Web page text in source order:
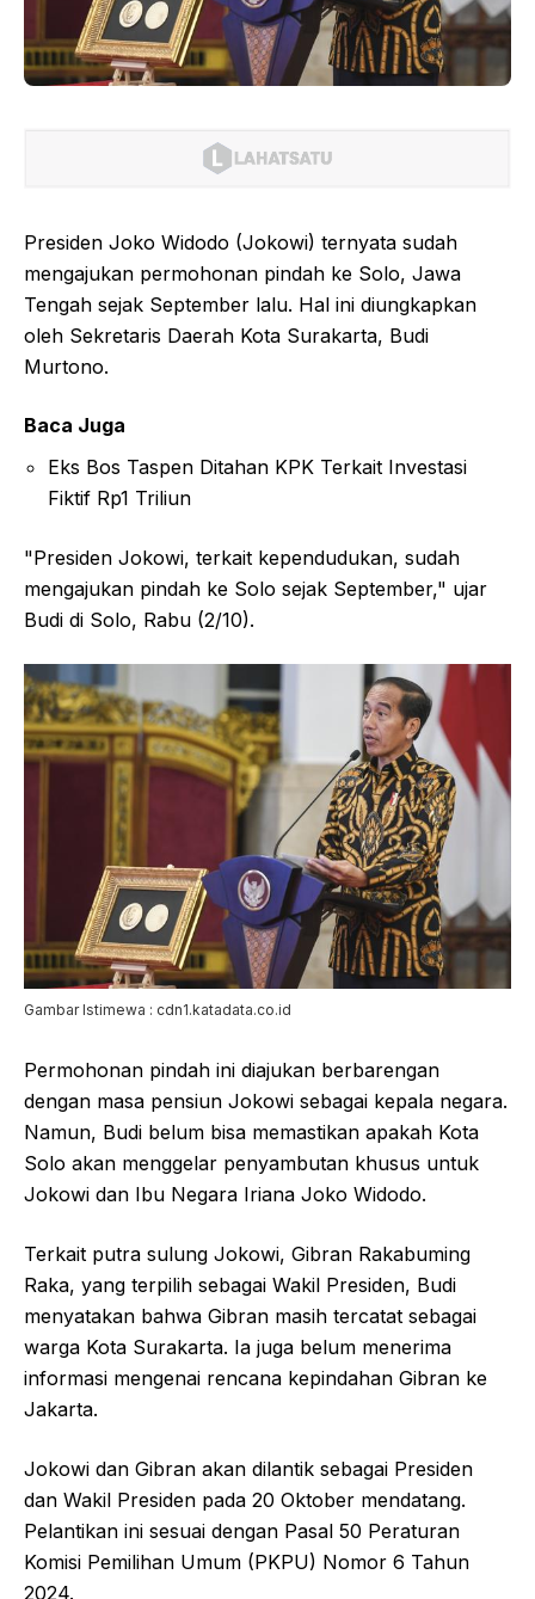
Presiden Joko Widodo (Jokowi) ternyata sudah
mengajukan permohonan pindah ke Solo, Jawa
Tengah sejak September lalu. Hal ini diungkapkan
oleh Sekretaris Daerah Kota Surakarta, Budi
Murtono.
Baca Juga
Eks Bos Taspen Ditahan KPK Terkait Investasi
Fiktif Rp1 Triliun
"Presiden Jokowi, terkait kependudukan, sudah
mengajukan pindah ke Solo sejak September," ujar
Budi di Solo, Rabu (2/10).
Gambar Istimewa : cdn1.katadata.co.id
Permohonan pindah ini diajukan berbarengan
dengan masa pensiun Jokowi sebagai kepala negara.
Namun, Budi belum bisa memastikan apakah Kota
Solo akan menggelar penyambutan khusus untuk
Jokowi dan Ibu Negara Iriana Joko Widodo.
Terkait putra sulung Jokowi, Gibran Rakabuming
Raka, yang terpilih sebagai Wakil Presiden, Budi
menyatakan bahwa Gibran masih tercatat sebagai
warga Kota Surakarta. Ia juga belum menerima
informasi mengenai rencana kepindahan Gibran ke
Jakarta.
Jokowi dan Gibran akan dilantik sebagai Presiden
dan Wakil Presiden pada 20 Oktober mendatang.
Pelantikan ini sesuai dengan Pasal 50 Peraturan
Komisi Pemilihan Umum (PKPU) Nomor 6 Tahun
2024.